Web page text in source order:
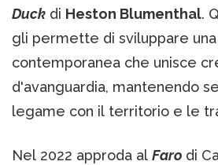
Duck di Heston Blumenthal.
gli permette di sviluppare
contemporanea che unisce
d'avanguardia, mantenendo
legame con il territorio e le
Nel 2022 approda al Faro di